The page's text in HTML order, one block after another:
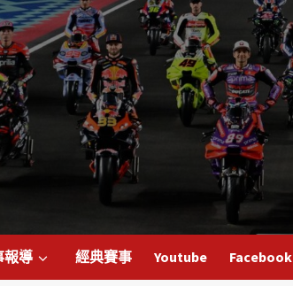
報導 經典賽事 Youtube Facebook